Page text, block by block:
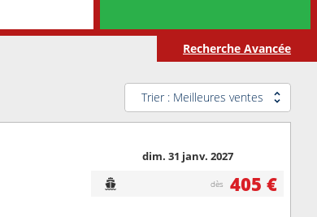
Recherche Avancée
Trier : Meilleures ventes
dim. 31 janv. 2027
dès 405 €